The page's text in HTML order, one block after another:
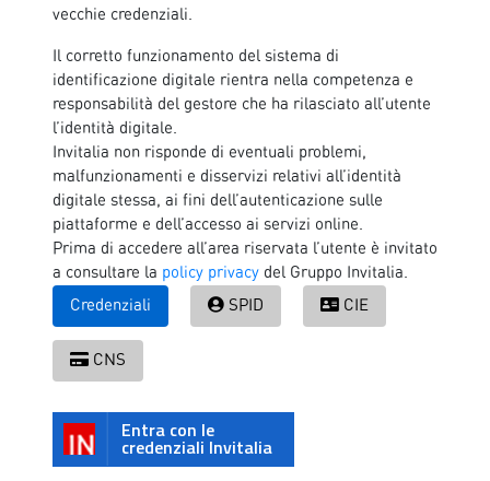
vecchie credenziali.
Il corretto funzionamento del sistema di
identificazione digitale rientra nella competenza e
responsabilità del gestore che ha rilasciato all’utente
l’identità digitale.
Invitalia non risponde di eventuali problemi,
malfunzionamenti e disservizi relativi all’identità
digitale stessa, ai fini dell’autenticazione sulle
piattaforme e dell’accesso ai servizi online.
Prima di accedere all’area riservata l’utente è invitato
a consultare la policy privacy del Gruppo Invitalia.
Credenziali
SPID CIE
CNS
Entra con le
credenziali Invitalia